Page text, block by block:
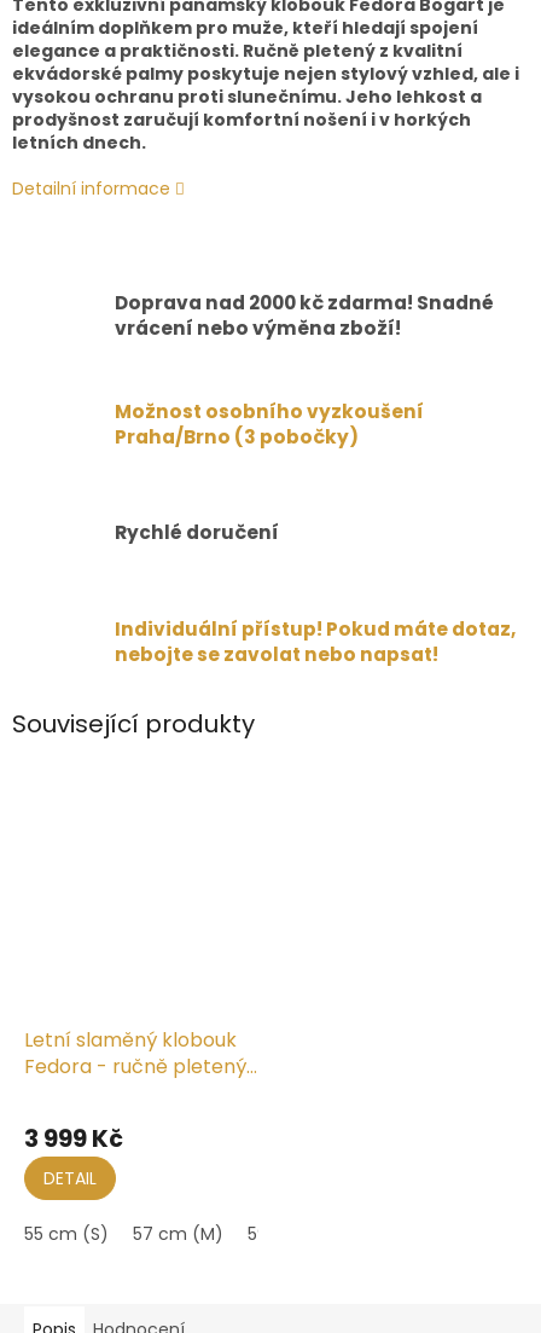
Tento exkluzivní panamský klobouk Fedora Bogart je
ideálním doplňkem pro muže, kteří hledají spojení
elegance a praktičnosti. Ručně pletený z kvalitní
ekvádorské palmy poskytuje nejen stylový vzhled, ale i
vysokou ochranu proti slunečnímu. Jeho lehkost a
prodyšnost zaručují komfortní nošení i v horkých
letních dnech.
Detailní informace
Doprava nad 2000 kč zdarma! Snadné
vrácení nebo výměna zboží!
Možnost osobního vyzkoušení
Praha/Brno (3 pobočky)
Rychlé doručení
Individuální přístup! Pokud máte dotaz,
nebojte se zavolat nebo napsat!
Související produkty
Letní slaměný klobouk
Fedora - ručně pletený
hodnocení
produktu
je
5,0
5
3 999 Kč
DETAIL
55 cm (S) 57 cm (M) 59 cm (L)